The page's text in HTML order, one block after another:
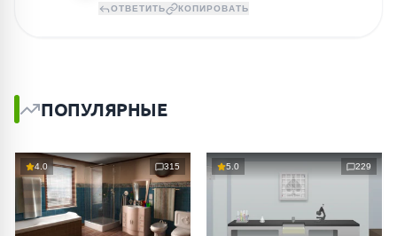
ОТВЕТИТЬ КОПИРОВАТЬ
ПОПУЛЯРНЫЕ
4.0 315 5.0 229